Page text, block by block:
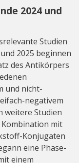
2024 und
Studien
2025 beginnen
des Antikörpers
und nicht-
negativem
weitere Studien
Kombination mit
Konjugaten
eine Phase-
einem